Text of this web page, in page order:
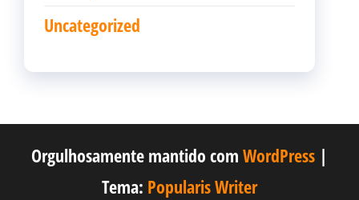
Uncategorized
Orgulhosamente mantido com WordPress |
Tema: Popularis Writer